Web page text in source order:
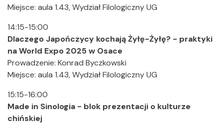
Miejsce: aula 1.43, Wydział Filologiczny UG
14:15-15:00
Dlaczego Japończycy kochają Żyłę-Żyłę? - praktyki
na World Expo 2025 w Osace
Prowadzenie: Konrad Byczkowski
Miejsce: aula 1.43, Wydział Filologiczny UG
15:15-16:00
Made in Sinologia - blok prezentacji o kulturze
chińskiej